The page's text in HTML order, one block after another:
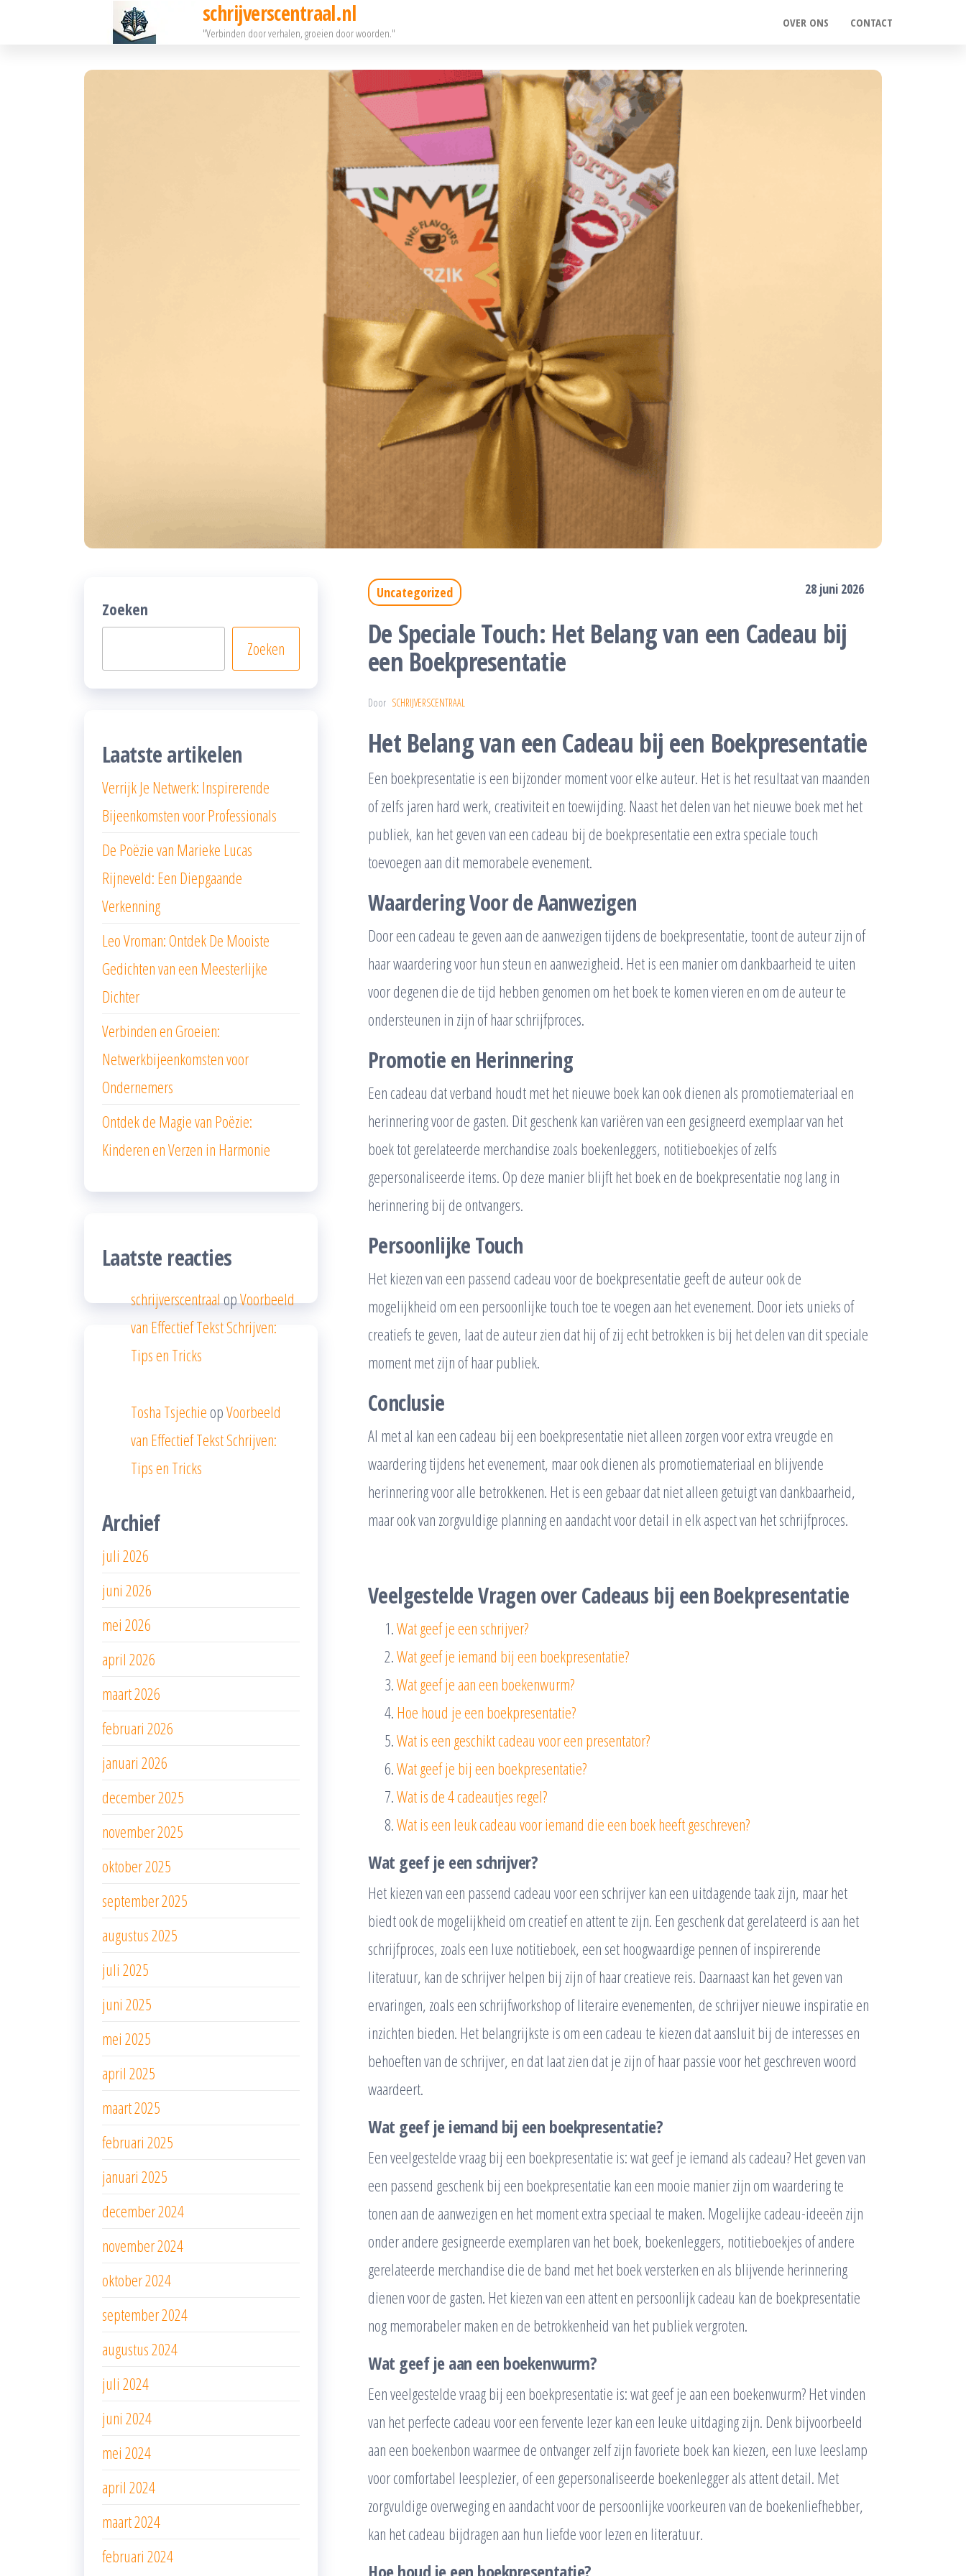
schrijverscentraal.nl
"Verbinden door verhalen, groeien door woorden."
OVER ONS CONTACT
Uncategorized 28 juni 2026
De Speciale Touch: Het Belang van een Cadeau bij
een Boekpresentatie
Door SCHRIJVERSCENTRAAL
Het Belang van een Cadeau bij een Boekpresentatie
Een boekpresentatie is een bijzonder moment voor elke auteur. Het is het resultaat van maanden
of zelfs jaren hard werk, creativiteit en toewijding. Naast het delen van het nieuwe boek met het
publiek, kan het geven van een cadeau bij de boekpresentatie een extra speciale touch
toevoegen aan dit memorabele evenement.
Waardering Voor de Aanwezigen
Door een cadeau te geven aan de aanwezigen tijdens de boekpresentatie, toont de auteur zijn of
haar waardering voor hun steun en aanwezigheid. Het is een manier om dankbaarheid te uiten
voor degenen die de tijd hebben genomen om het boek te komen vieren en om de auteur te
ondersteunen in zijn of haar schrijfproces.
Promotie en Herinnering
Een cadeau dat verband houdt met het nieuwe boek kan ook dienen als promotiemateriaal en
herinnering voor de gasten. Dit geschenk kan variëren van een gesigneerd exemplaar van het
boek tot gerelateerde merchandise zoals boekenleggers, notitieboekjes of zelfs
gepersonaliseerde items. Op deze manier blijft het boek en de boekpresentatie nog lang in
herinnering bij de ontvangers.
Persoonlijke Touch
Het kiezen van een passend cadeau voor de boekpresentatie geeft de auteur ook de
mogelijkheid om een persoonlijke touch toe te voegen aan het evenement. Door iets unieks of
creatiefs te geven, laat de auteur zien dat hij of zij echt betrokken is bij het delen van dit speciale
moment met zijn of haar publiek.
Conclusie
Al met al kan een cadeau bij een boekpresentatie niet alleen zorgen voor extra vreugde en
waardering tijdens het evenement, maar ook dienen als promotiemateriaal en blijvende
herinnering voor alle betrokkenen. Het is een gebaar dat niet alleen getuigt van dankbaarheid,
maar ook van zorgvuldige planning en aandacht voor detail in elk aspect van het schrijfproces.
Veelgestelde Vragen over Cadeaus bij een Boekpresentatie
Wat geef je een schrijver?
Wat geef je iemand bij een boekpresentatie?
Wat geef je aan een boekenwurm?
Hoe houd je een boekpresentatie?
Wat is een geschikt cadeau voor een presentator?
Wat geef je bij een boekpresentatie?
Wat is de 4 cadeautjes regel?
Wat is een leuk cadeau voor iemand die een boek heeft geschreven?
Wat geef je een schrijver?
Het kiezen van een passend cadeau voor een schrijver kan een uitdagende taak zijn, maar het
biedt ook de mogelijkheid om creatief en attent te zijn. Een geschenk dat gerelateerd is aan het
schrijfproces, zoals een luxe notitieboek, een set hoogwaardige pennen of inspirerende
literatuur, kan de schrijver helpen bij zijn of haar creatieve reis. Daarnaast kan het geven van
ervaringen, zoals een schrijfworkshop of literaire evenementen, de schrijver nieuwe inspiratie en
inzichten bieden. Het belangrijkste is om een cadeau te kiezen dat aansluit bij de interesses en
behoeften van de schrijver, en dat laat zien dat je zijn of haar passie voor het geschreven woord
waardeert.
Wat geef je iemand bij een boekpresentatie?
Een veelgestelde vraag bij een boekpresentatie is: wat geef je iemand als cadeau? Het geven van
een passend geschenk bij een boekpresentatie kan een mooie manier zijn om waardering te
tonen aan de aanwezigen en het moment extra speciaal te maken. Mogelijke cadeau-ideeën zijn
onder andere gesigneerde exemplaren van het boek, boekenleggers, notitieboekjes of andere
gerelateerde merchandise die de band met het boek versterken en als blijvende herinnering
dienen voor de gasten. Het kiezen van een attent en persoonlijk cadeau kan de boekpresentatie
nog memorabeler maken en de betrokkenheid van het publiek vergroten.
Wat geef je aan een boekenwurm?
Een veelgestelde vraag bij een boekpresentatie is: wat geef je aan een boekenwurm? Het vinden
van het perfecte cadeau voor een fervente lezer kan een leuke uitdaging zijn. Denk bijvoorbeeld
aan een boekenbon waarmee de ontvanger zelf zijn favoriete boek kan kiezen, een luxe leeslamp
voor comfortabel leesplezier, of een gepersonaliseerde boekenlegger als attent detail. Met
zorgvuldige overweging en aandacht voor de persoonlijke voorkeuren van de boekenliefhebber,
kan het cadeau bijdragen aan hun liefde voor lezen en literatuur.
Zoeken
Zoeken
Laatste artikelen
Verrijk Je Netwerk: Inspirerende
Bijeenkomsten voor Professionals
De Poëzie van Marieke Lucas
Rijneveld: Een Diepgaande
Verkenning
Leo Vroman: Ontdek De Mooiste
Gedichten van een Meesterlijke
Dichter
Verbinden en Groeien:
Netwerkbijeenkomsten voor
Ondernemers
Ontdek de Magie van Poëzie:
Kinderen en Verzen in Harmonie
Laatste reacties
schrijverscentraalopVoorbeeld
van Effectief Tekst Schrijven:
Tips en Tricks
Tosha Tsjechie opVoorbeeld
van Effectief Tekst Schrijven:
Tips en Tricks
Archief
juli 2026
juni 2026
mei 2026
april 2026
maart 2026
februari 2026
januari 2026
december 2025
november 2025
oktober 2025
september 2025
augustus 2025
juli 2025
juni 2025
mei 2025
april 2025
maart 2025
februari 2025
januari 2025
december 2024
november 2024
oktober 2024
september 2024
augustus 2024
juli 2024
juni 2024
mei 2024
april 2024
maart 2024
februari 2024